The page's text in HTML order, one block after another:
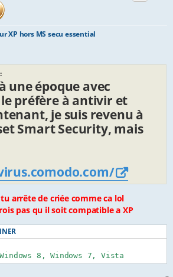
XP hors MS secu essential
une époque avec
préfère à antivir et
je suis revenu à
Smart Security, mais
tu arrête de criée comme ca lol
pas qu il soit compatible a XP
8, Windows 7, Vista